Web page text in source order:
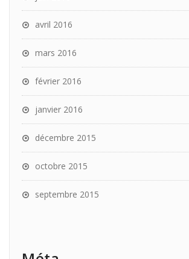
avril 2016
mars 2016
février 2016
janvier 2016
décembre 2015
octobre 2015
septembre 2015